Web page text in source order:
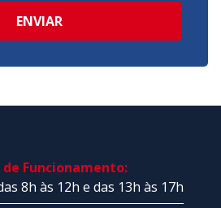
ENVIAR
Funcionamento:
8h às 12h e das 13h às 17h